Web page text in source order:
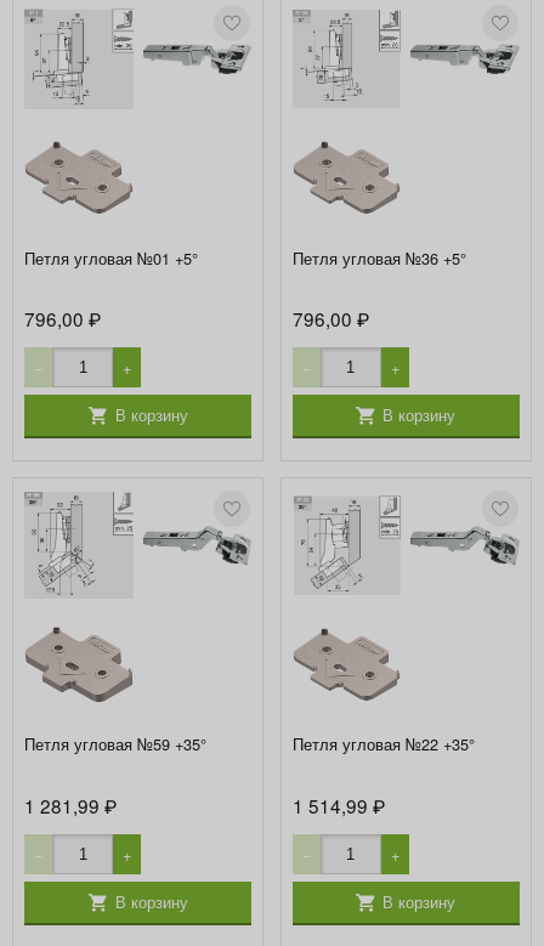
Петля угловая №01 +5°
796,00₽
− +
В корзину
Петля угловая №36 +5°
796,00 ₽
− +
В корзину
Петля угловая №59 +35°
1 281,99₽
− +
В корзину
Петля угловая №22 +35°
1 514,99 ₽
− +
В корзину